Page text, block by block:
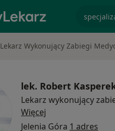
Lekarz Wykonujący Zabiegi
lek. Robert
Lekarz wykonujący
Więcej
Jelenia Góra 1 adres